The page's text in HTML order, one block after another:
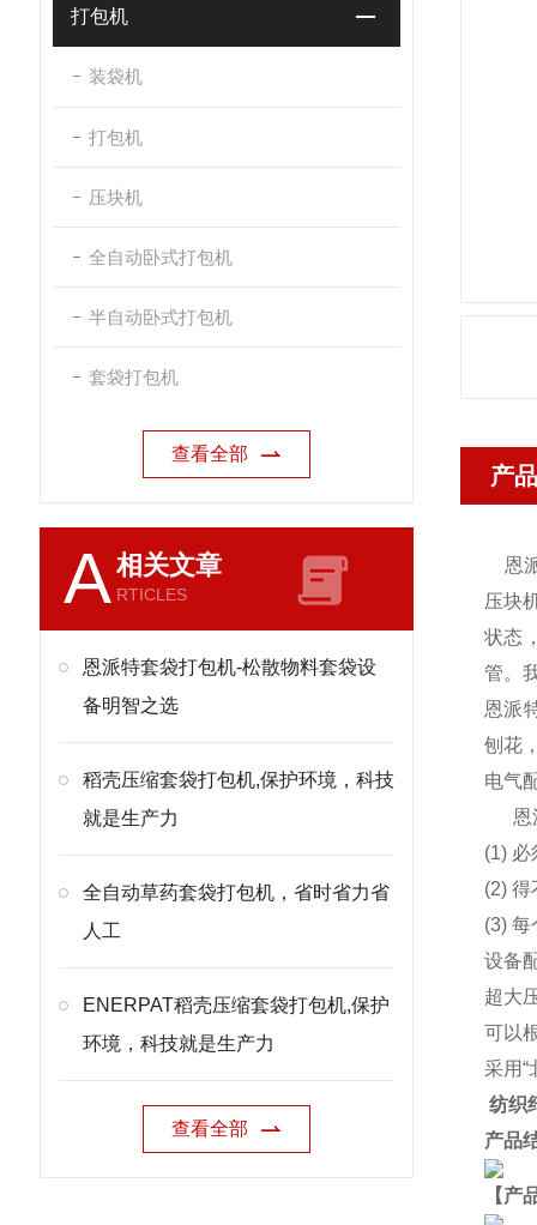
打包机
装袋机
打包机
压块机
全自动卧式打包机
半自动卧式打包机
套袋打包机
查看全部
A相关文章
RTICLES
恩派特套袋打包机-松散物料套袋设
备明智之选
稻壳压缩套袋打包机,保护环境，科技
就是生产力
全自动草药套袋打包机，省时省力省
人工
ENERPAT稻壳压缩套袋打包机,保护
环境，科技就是生产力
查看全部
产
恩
压块
状态
管。
恩派
刨花
电气
恩
(1)
(2)
(3)
设备
超大
可以
采用“
纺织
产品
【产